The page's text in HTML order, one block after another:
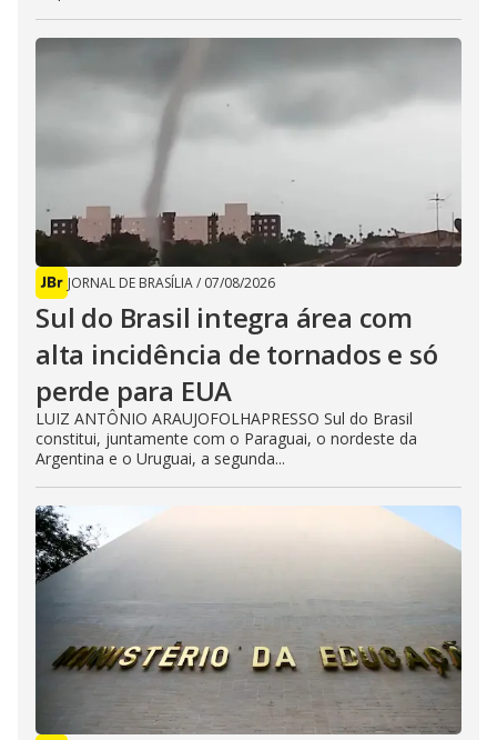
JORNAL DE BRASÍLIA/ 07/08/2026
Sul do Brasil integra área com
alta incidência de tornados e só
perde para EUA
LUIZ ANTÔNIO ARAUJOFOLHAPRESSO Sul do Brasil
constitui, juntamente com o Paraguai, o nordeste da
Argentina e o Uruguai, a segunda...